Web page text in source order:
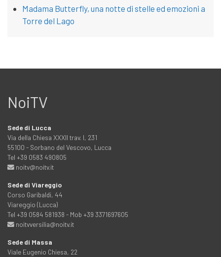
Madama Butterfly, una notte di stelle ed emozioni a
Torre del Lago
NoiTV
Sede di Lucca
Via della Chiesa XXXII trav. I, 231
55100 - Sorbano del Vescovo, Lucca
Tel +39 0583 490805
noitv@noitv.it
Sede di Viareggio
Corso Garibaldi, 44
Viareggio (Lucca)
Tel +39 0584 581938 - Mob +39 3371697605
noitvversilia@noitv.it
Sede di Massa
Viale Eugenio Chiesa, 22